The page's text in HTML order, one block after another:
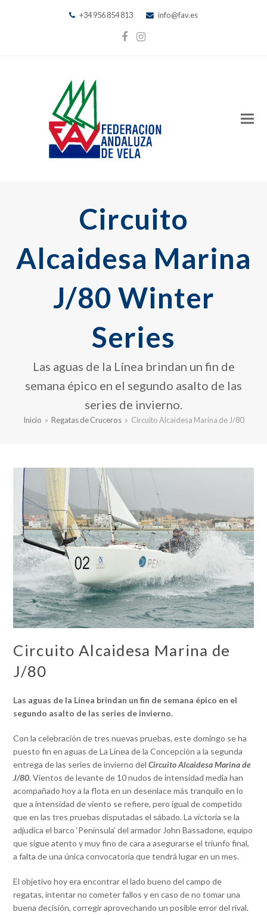
+34 956 854 813 info@fav.es
Facebook
Instagram
Circuito
Alcaidesa Marina
J/80 Winter
Series
Las aguas de la Línea brindan un fin de
semana épico en el segundo asalto de las
series de invierno.
Inicio » Regatas de Cruceros » Circuito Alcaidesa Marina de J/80
Circuito Alcaidesa Marina de
J/80
Las aguas de la Línea brindan un fin de semana épico en el
segundo asalto de las series de invierno.
Con la celebración de tres nuevas pruebas, este domingo se ha
puesto fin en aguas de La Línea de la Concepción a la segunda
entrega de las series de invierno delCircuito Alcaidesa Marina de
J/80. Vientos de levante de 10 nudos de intensidad media han
acompañado hoy a la flota en un desenlace más tranquilo en lo
que a intensidad de viento se refiere, pero igual de competido
que en las tres pruebas disputadas el sábado. La victoria se la
adjudica el barco ‘Península’ del armador John Bassadone, equipo
que sigue atento y muy fino de cara a asegurarse el triunfo final,
a falta de una única convocatoria que tendrá lugar en un mes.
El objetivo hoy era encontrar el lado bueno del campo de
regatas, intentar no cometer fallos y en caso de no tomar una
buena decisión, corregir aprovechando un posible error del rival.